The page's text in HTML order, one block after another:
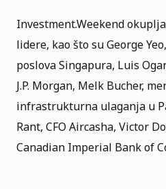
Investment.Weekend
lidere, kao što su George
poslova Singapura, Luis
J.P. Morgan, Melk Bucher,
infrastrukturna ulaganja u
Rant, CFO Aircasha, Victor
Canadian Imperial Bank of